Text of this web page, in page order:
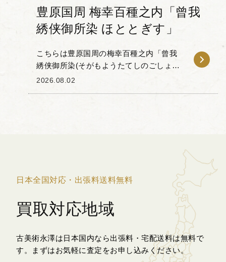
豊原国周 梅幸百種之内「曾我
綉侠御所染 ほととぎす」
こちらは豊原国周の梅幸百種之内「曾我
綉侠御所染(そがもようたてしのごしょぞ
め)ほととぎす」です。 「梅幸百種(ばい
2026.08.02
日本全国対応・出張料送料無料
買取対応地域
古美術永澤は日本国内なら出張料・宅配送料は無料で
す。
まずはお気軽に査定をお申し込みください。